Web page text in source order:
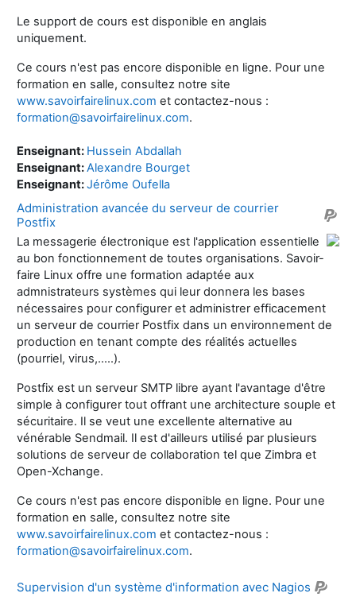
Le support de cours est disponible en anglais
uniquement.
Ce cours n'est pas encore disponible en ligne. Pour une
formation en salle, consultez notre site
www.savoirfairelinux.com et contactez-nous :
formation@savoirfairelinux.com.
Enseignant: Hussein Abdallah
Enseignant:Alexandre Bourget
Enseignant:Jérôme Oufella
Administration avancée du serveur de courrier
Postfix
La messagerie électronique est l'application essentielle
au bon fonctionnement de toutes organisations. Savoir-
faire Linux offre une formation adaptée aux
admnistrateurs systèmes qui leur donnera les bases
nécessaires pour configurer et administrer efficacement
un serveur de courrier Postfix dans un environnement de
production en tenant compte des réalités actuelles
(pourriel, virus,.....).
Postfix est un serveur SMTP libre ayant l'avantage d'être
simple à configurer tout offrant une architecture souple et
sécuritaire. Il se veut une excellente alternative au
vénérable Sendmail. Il est d'ailleurs utilisé par plusieurs
solutions de serveur de collaboration tel que Zimbra et
Open-Xchange.
Ce cours n'est pas encore disponible en ligne. Pour une
formation en salle, consultez notre site
www.savoirfairelinux.com et contactez-nous :
formation@savoirfairelinux.com.
Supervision d'un système d'information avec Nagios